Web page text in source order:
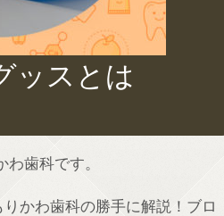
ッスとは
歯科です。
かわ歯科の勝手に解説！ブロ